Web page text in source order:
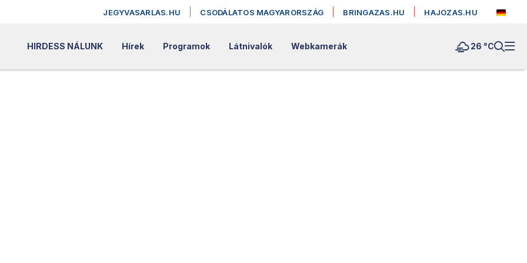
JEGYVASARLAS.HU CSODÁLATOS MAGYARORSZÁG BRINGAZAS.HU HAJOZAS.HU
HIRDESS NÁLUNK Hírek Programok Látnivalók Webkamerák 26 °C